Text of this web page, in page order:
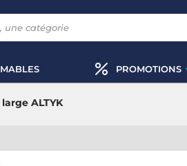
PROMOTIONS
ALTYK